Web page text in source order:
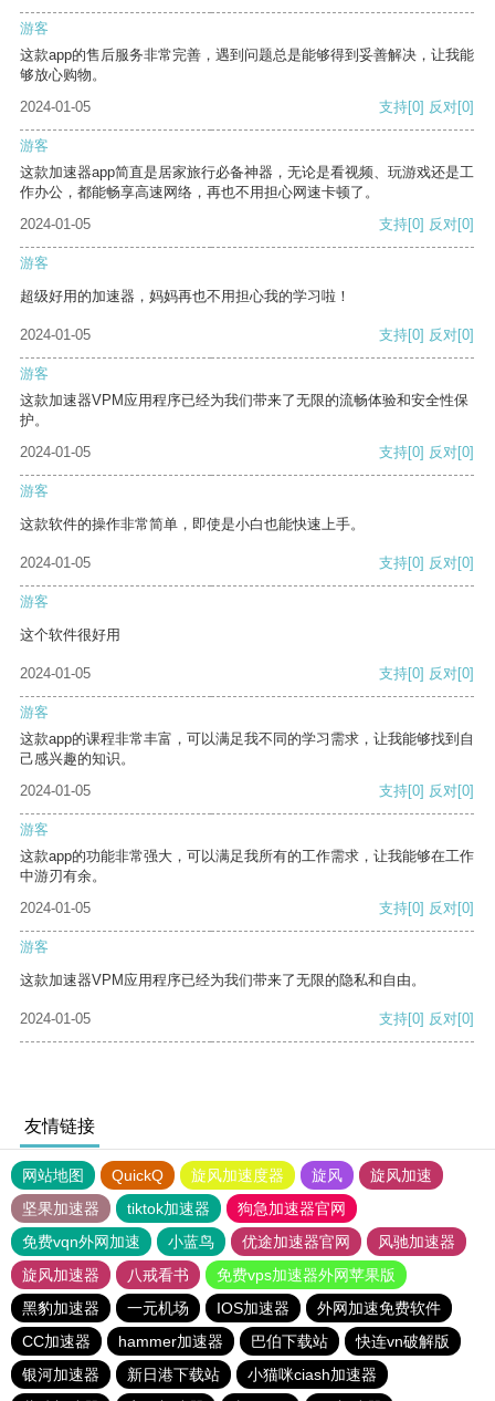
游客
这款app的售后服务非常完善，遇到问题总是能够得到妥善解决，让我能
够放心购物。
2024-01-05
支持[0] 反对[0]
游客
这款加速器app简直是居家旅行必备神器，无论是看视频、玩游戏还是工
作办公，都能畅享高速网络，再也不用担心网速卡顿了。
2024-01-05
支持[0] 反对[0]
游客
超级好用的加速器，妈妈再也不用担心我的学习啦！
2024-01-05 支持[0] 反对[0]
游客
这款加速器VPM应用程序已经为我们带来了无限的流畅体验和安全性保
护。
2024-01-05
支持[0] 反对[0]
游客
这款软件的操作非常简单，即使是小白也能快速上手。
2024-01-05 支持[0] 反对[0]
游客
这个软件很好用
2024-01-05 支持[0] 反对[0]
游客
这款app的课程非常丰富，可以满足我不同的学习需求，让我能够找到自
己感兴趣的知识。
2024-01-05
支持[0] 反对[0]
游客
这款app的功能非常强大，可以满足我所有的工作需求，让我能够在工作
中游刃有余。
2024-01-05
支持[0] 反对[0]
游客
这款加速器VPM应用程序已经为我们带来了无限的隐私和自由。
2024-01-05 支持[0] 反对[0]
友情链接
网站地图 QuickQ 旋风加速度器 旋风
旋风加速
坚果加速器
tiktok加速器
狗急加速器官网
免费vqn外网加速
小蓝鸟 优途加速器官网
风驰加速器
旋风加速器
八戒看书
免费vps加速器外网苹果版
黑豹加速器
一元机场 IOS加速器
外网加速免费软件
CC加速器
hammer加速器 巴伯下载站
快连vn破解版
银河加速器
新日港下载站
小猫咪ciash加速器